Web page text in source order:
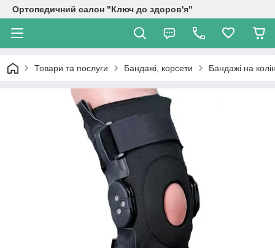
Ортопедичний салон "Ключ до здоров'я"
Товари та послуги Бандажі, корсети Бандажі на